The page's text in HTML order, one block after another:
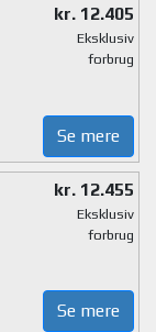
kr. 12.405
Eksklusiv
forbrug
Se mere
kr. 12.455
Eksklusiv
forbrug
Se mere